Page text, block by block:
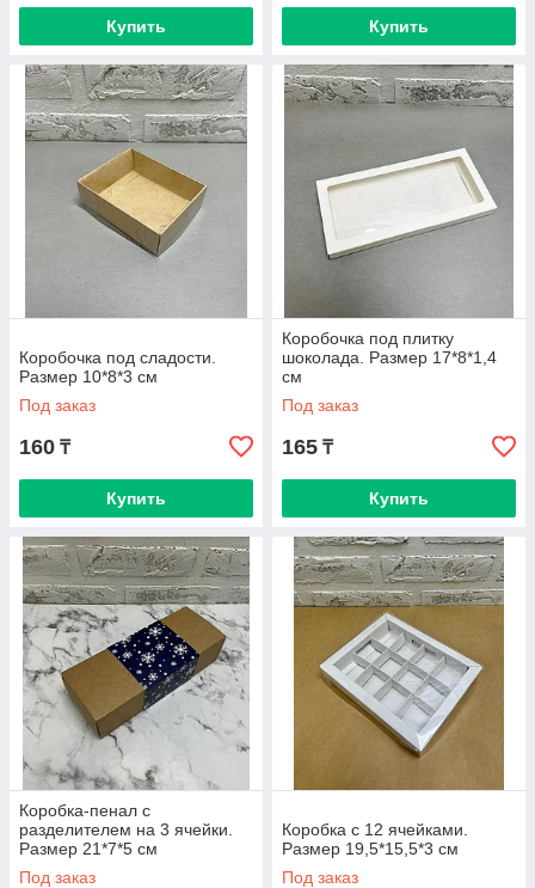
Купить Купить
Коробочка под сладости.
Размер 10*8*3 см
Под заказ
160 ₸
Купить
Коробочка под плитку
шоколада. Размер 17*8*1,4
см
Под заказ
165 ₸
Купить
Коробка-пенал с
разделителем на 3 ячейки.
Размер 21*7*5 см
Под заказ
Коробка с 12 ячейками.
Размер 19,5*15,5*3 см
Под заказ